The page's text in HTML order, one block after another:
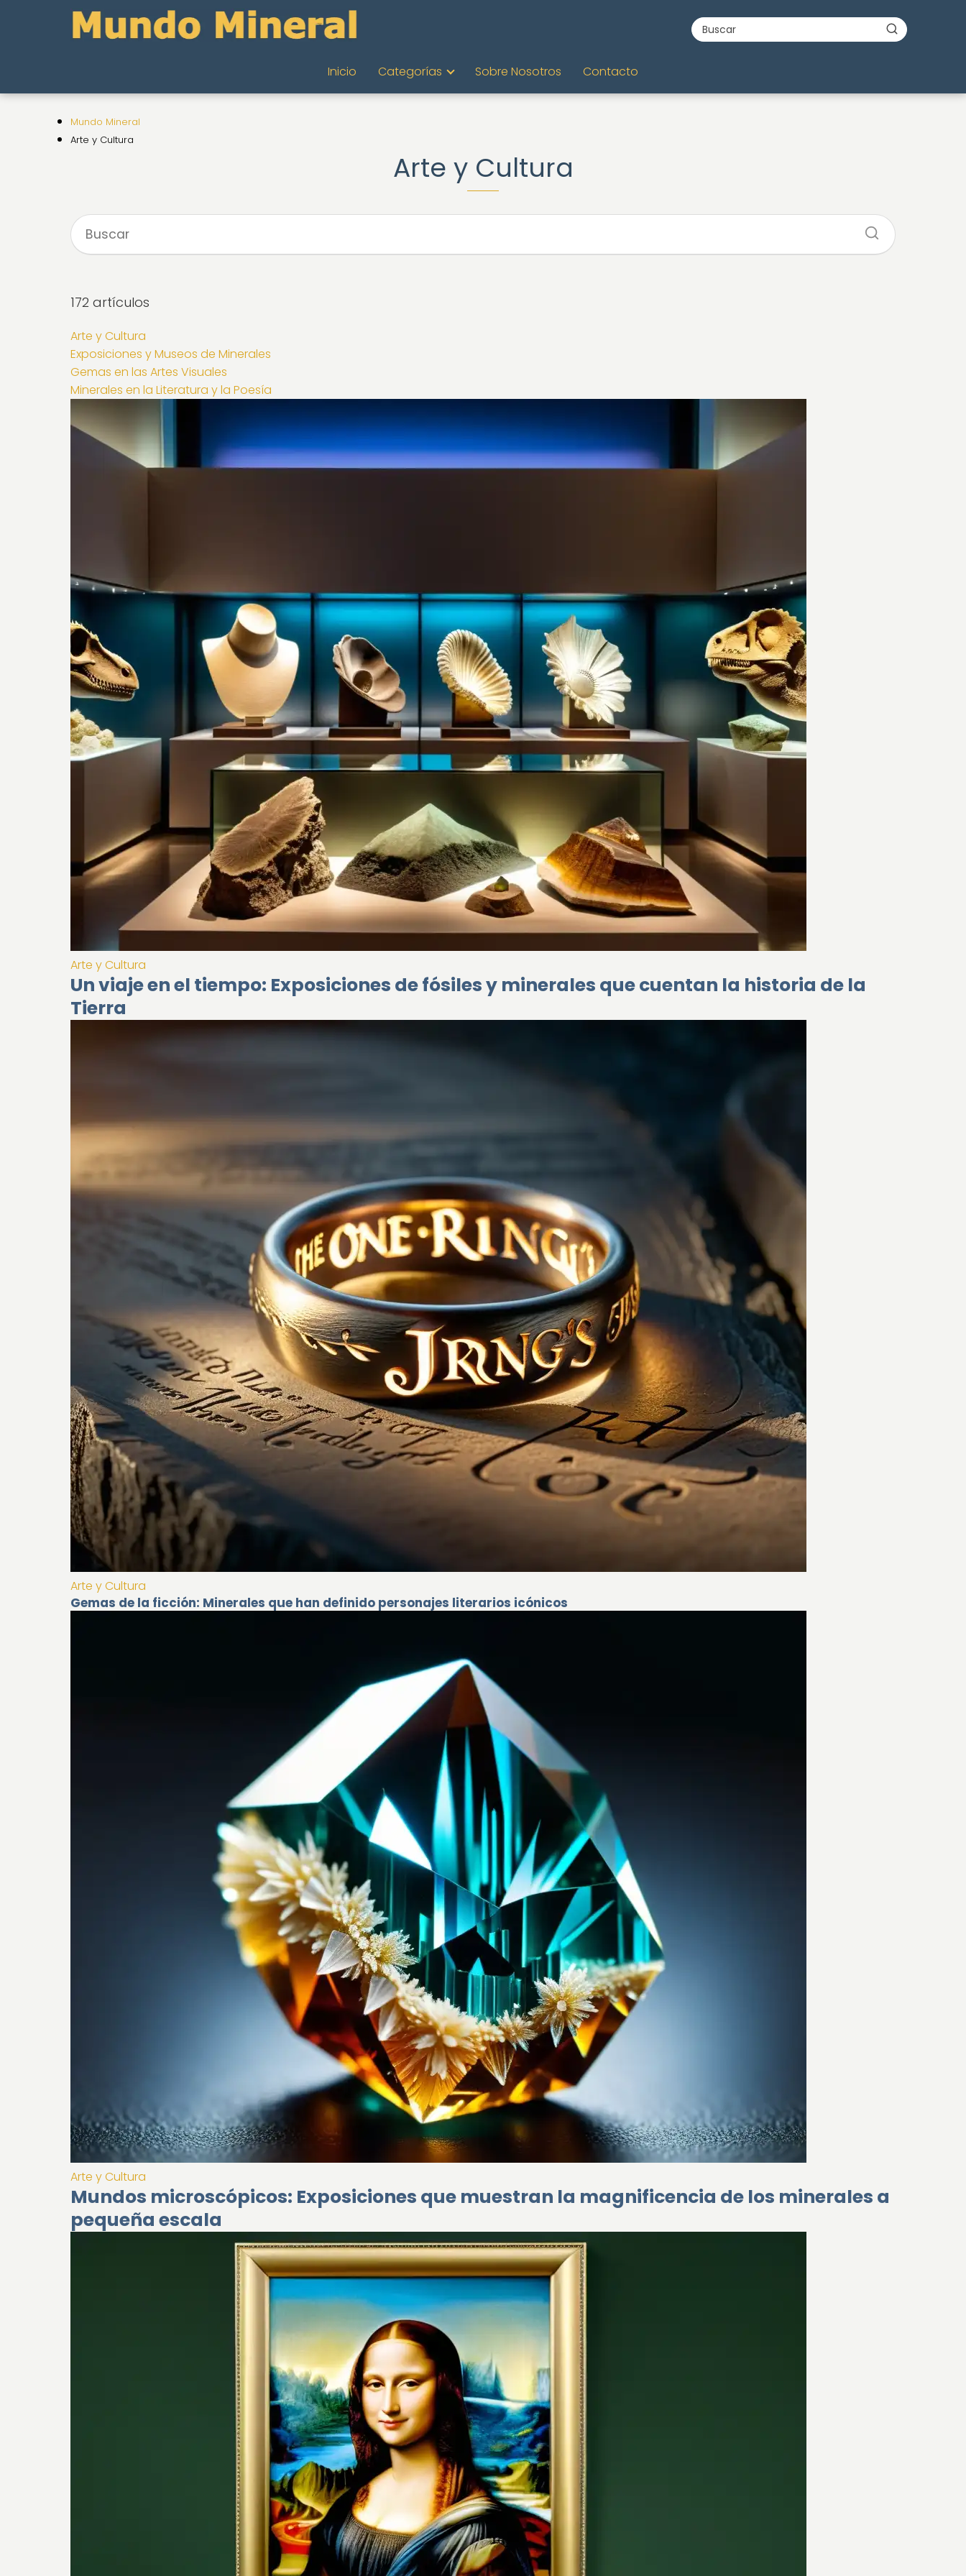
Inicio Categorías Sobre Nosotros Contacto
Mundo Mineral
Arte y Cultura
Arte y Cultura
172 artículos
Arte y Cultura
Exposiciones y Museos de Minerales
Gemas en las Artes Visuales
Minerales en la Literatura y la Poesía
Arte y Cultura
Un viaje en el tiempo: Exposiciones de fósiles y minerales que cuentan la historia de la
Tierra
Arte y Cultura
Gemas de la ficción: Minerales que han definido personajes literarios icónicos
Arte y Cultura
Mundos microscópicos: Exposiciones que muestran la magnificencia de los minerales a
pequeña escala